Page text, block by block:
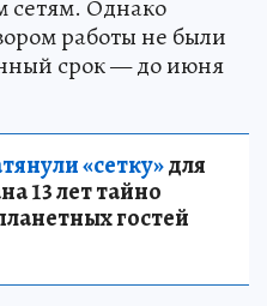
сетям. Однако
работы не были
срок — до июня
«сетку»для
13 лет тайно
гостей